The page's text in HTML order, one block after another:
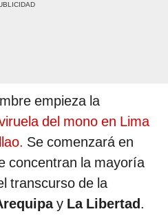
empieza la
del mono en Lima
Se comenzará en
concentran la mayoría
transcurso de la
y La Libertad.